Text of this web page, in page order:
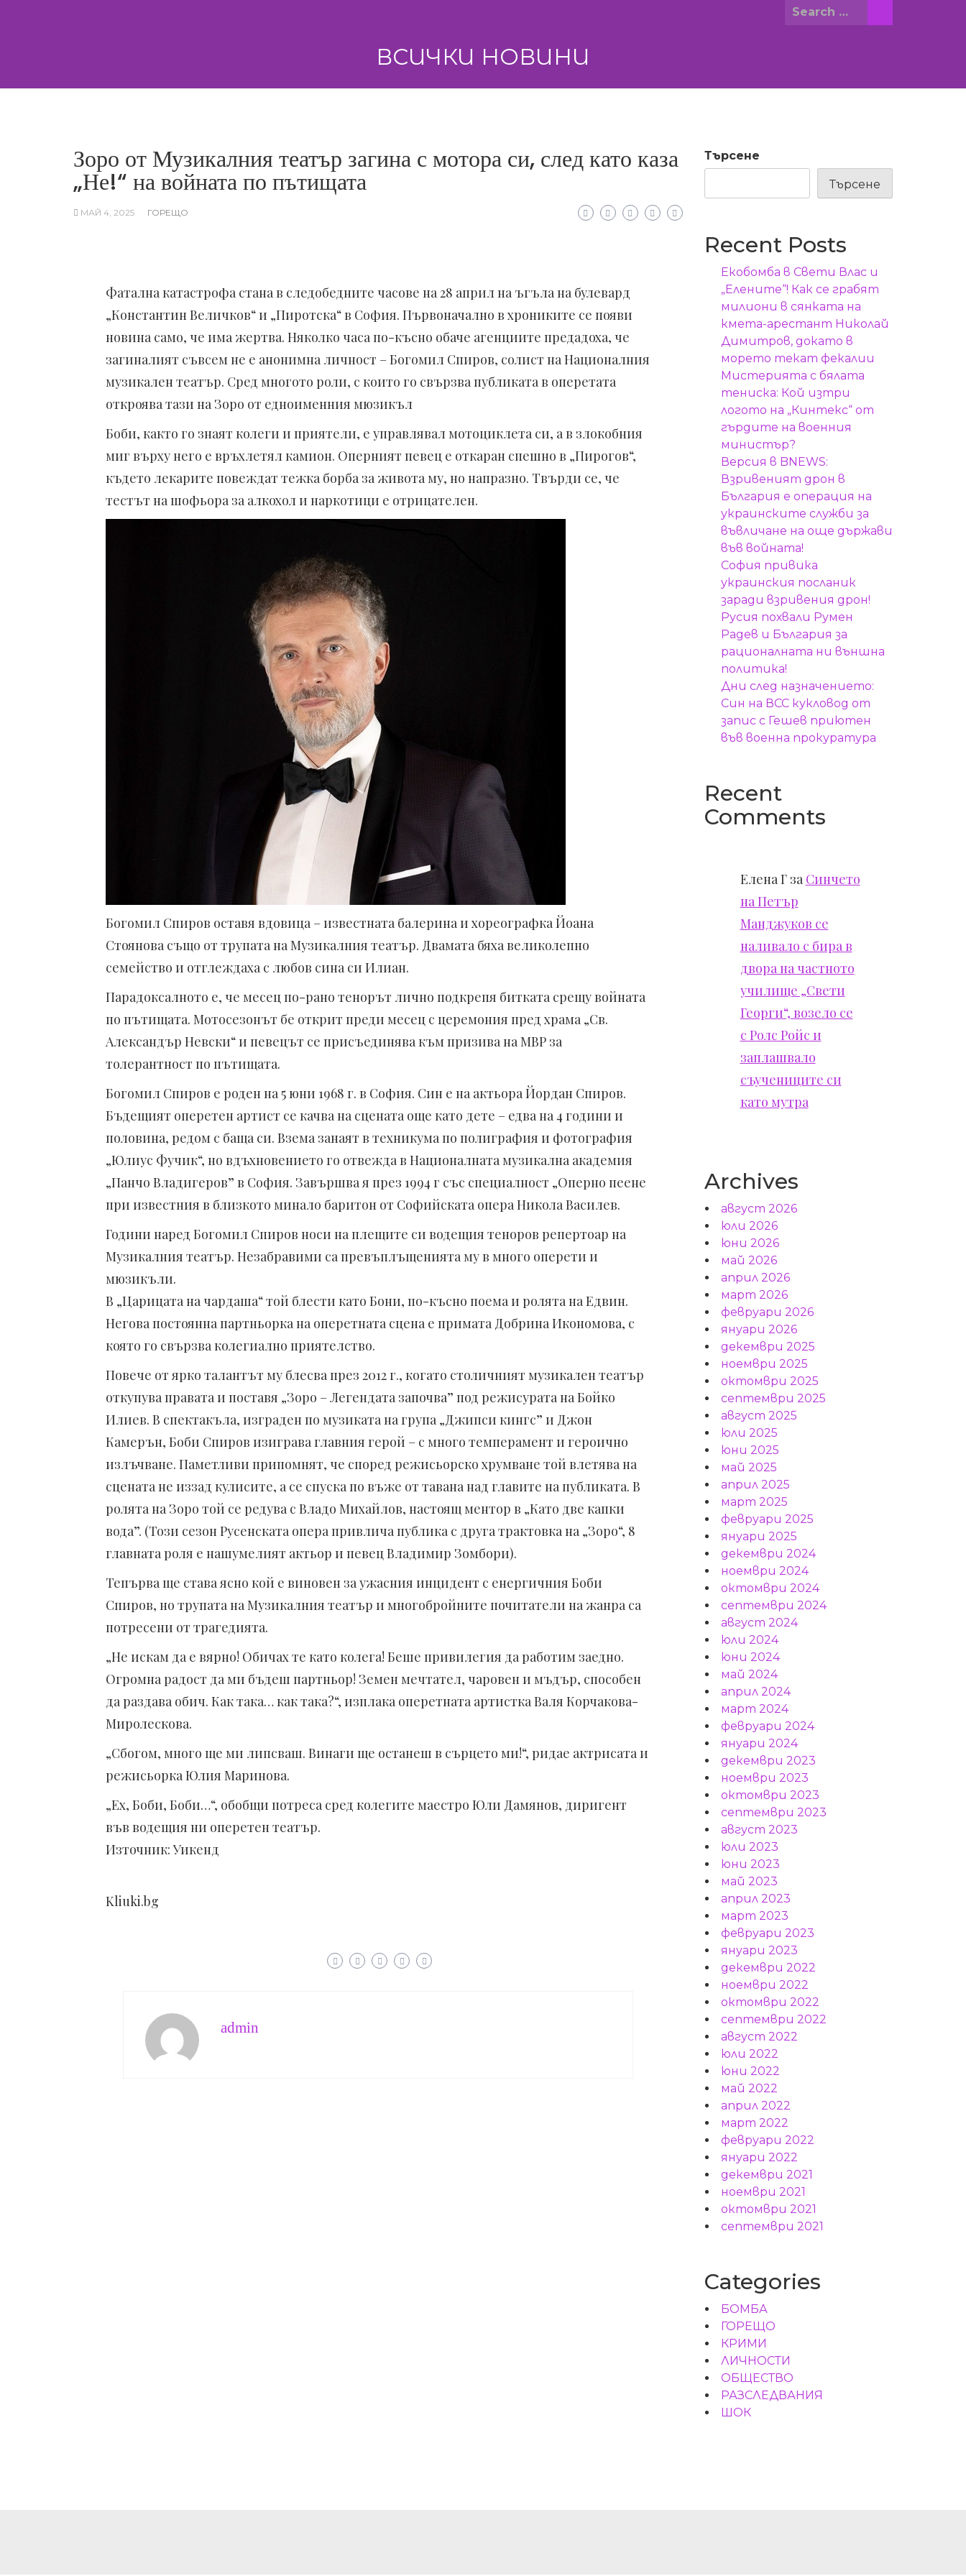
Search
ВСИЧКИ НОВИНИ
Зоро от Музикалния театър загина с мотора си, след като каза
„Не!“ на войната по пътищата
МАЙ 4, 2025 ГОРЕЩО
Фатална катастрофа стана в следобедните часове на 28 април на ъгъла на булевард
„Константин Величков“ и „Пиротска“ в София. Първоначално в хрониките се появи
новина само, че има жертва. Няколко часа по-късно обаче агенциите предадоха, че
загиналият съвсем не е анонимна личност – Богомил Спиров, солист на Националния
музикален театър. Сред многото роли, с които го свързва публиката в оперетата
откроява тази на Зоро от едноименния мюзикъл
Боби, както го знаят колеги и приятели, е управлявал мотоциклета си, а в злокобния
миг върху него е връхлетял камион. Оперният певец е откаран спешно в „Пирогов“,
където лекарите повеждат тежка борба за живота му, но напразно. Твърди се, че
тестът на шофьора за алкохол и наркотици е отрицателен.
Богомил Спиров оставя вдовица – известната балерина и хореографка Йоана
Стоянова също от трупата на Музикалния театър. Двамата бяха великолепно
семейство и отглеждаха с любов сина си Илиан.
Парадоксалното е, че месец по-рано тенорът лично подкрепя битката срещу войната
по пътищата. Мотосезонът бе открит преди месец с церемония пред храма „Св.
Александър Невски“ и певецът се присъединява към призива на МВР за
толерантност по пътищата.
Богомил Спиров е роден на 5 юни 1968 г. в София. Син е на актьора Йордан Спиров.
Бъдещият оперетен артист се качва на сцената още като дете – едва на 4 години и
половина, редом с баща си. Взема занаят в техникума по полиграфия и фотография
„Юлиус Фучик“, но вдъхновението го отвежда в Националната музикална академия
„Панчо Владигеров” в София. Завършва я през 1994 г със специалност „Оперно пеене
при известния в близкото минало баритон от Софийската опера Никола Василев.
Години наред Богомил Спиров носи на плещите си водещия теноров репертоар на
Музикалния театър. Незабравими са превъплъщенията му в много оперети и
мюзикъли.
В „Царицата на чардаша“ той блести като Бони, по-късно поема и ролята на Едвин.
Негова постоянна партньорка на оперетната сцена е примата Добрина Икономова, с
която го свързва колегиално приятелство.
Повече от ярко талантът му блесва през 2012 г., когато столичният музикален театър
откупува правата и поставя „Зоро – Легендата започва” под режисурата на Бойко
Илиев. В спектакъла, изграден по музиката на група „Джипси кингс” и Джон
Камерън, Боби Спиров изиграва главния герой – с много темперамент и героично
излъчване. Паметливи припомнят, че според режисьорско хрумване той влетява на
сцената не иззад кулисите, а се спуска по въже от тавана над главите на публиката. В
ролята на Зоро той се редува с Владо Михайлов, настоящ ментор в „Като две капки
вода”. (Този сезон Русенската опера привлича публика с друга трактовка на „Зоро“, 8
главната роля е нашумелият актьор и певец Владимир Зомбори).
Тепърва ще става ясно кой е виновен за ужасния инцидент с енергичния Боби
Спиров, но трупата на Музикалния театър и многобройните почитатели на жанра са
потресени от трагедията.
„Не искам да е вярно! Обичах те като колега! Беше привилегия да работим заедно.
Огромна радост да ми бъдеш партньор! Земен мечтател, чаровен и мъдър, способен
да раздава обич. Как така… как така?“, изплака оперетната артистка Валя Корчакова-
Миролескова.
„Сбогом, много ще ми липсваш. Винаги ще останеш в сърцето ми!“, ридае актрисата и
режисьорка Юлия Маринова.
„Ех, Боби, Боби…“, обобщи потреса сред колегите маестро Юли Дамянов, диригент
във водещия ни оперетен театър.
Източник: Уикенд
Kliuki.bg
admin
Търсене
Търсене
Recent Posts
Екобомба в Свети Влас и
„Елените“! Как се грабят
милиони в сянката на
кмета-арестант Николай
Димитров, докато в
морето текат фекалии
Мистерията с бялата
тениска: Кой изтри
логото на „Кинтекс“ от
гърдите на военния
министър?
Версия в BNEWS:
Взривеният дрон в
България е операция на
украинските служби за
въвличане на още държави
във войната!
София привика
украинския посланик
заради взривения дрон!
Русия похвали Румен
Радев и България за
рационалната ни външна
политика!
Дни след назначението:
Син на ВСС кукловод от
запис с Гешев приютен
във военна прокуратура
Recent
Comments
Елена Гза Синчето
на Петър
Манджуков се
наливало с бира в
двора на частното
училище „Свети
Георги“, возело се
с Ролс Ройс и
заплашвало
съучениците си
като мутра
Archives
август 2026
юли 2026
юни 2026
май 2026
април 2026
март 2026
февруари 2026
януари 2026
декември 2025
ноември 2025
октомври 2025
септември 2025
август 2025
юли 2025
юни 2025
май 2025
април 2025
март 2025
февруари 2025
януари 2025
декември 2024
ноември 2024
октомври 2024
септември 2024
август 2024
юли 2024
юни 2024
май 2024
април 2024
март 2024
февруари 2024
януари 2024
декември 2023
ноември 2023
октомври 2023
септември 2023
август 2023
юли 2023
юни 2023
май 2023
април 2023
март 2023
февруари 2023
януари 2023
декември 2022
ноември 2022
октомври 2022
септември 2022
август 2022
юли 2022
юни 2022
май 2022
април 2022
март 2022
февруари 2022
януари 2022
декември 2021
ноември 2021
октомври 2021
септември 2021
Categories
БОМБА
ГОРЕЩО
КРИМИ
ЛИЧНОСТИ
ОБЩЕСТВО
РАЗСЛЕДВАНИЯ
ШОК